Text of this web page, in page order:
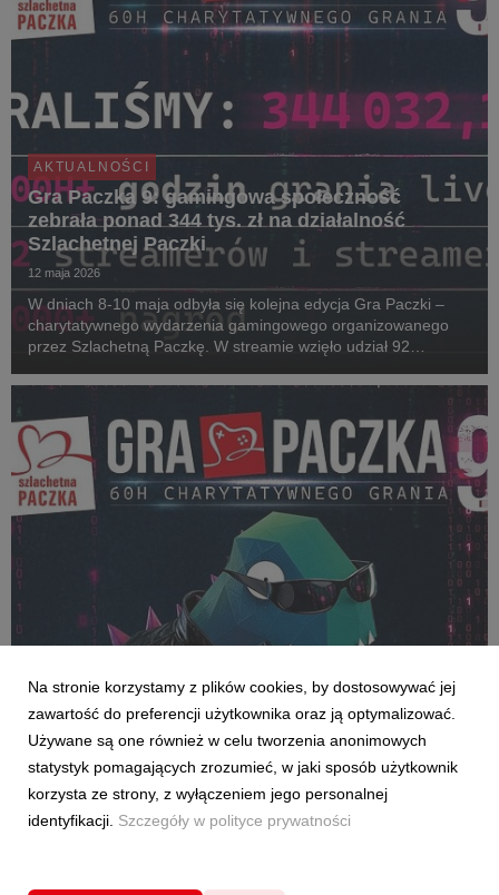
AKTUALNOŚCI
Gra Paczka 9: gamingowa społeczność
zebrała ponad 344 tys. zł na działalność
Szlachetnej Paczki
12 maja 2026
W dniach 8-10 maja odbyła się kolejna edycja Gra Paczki –
charytatywnego wydarzenia gamingowego organizowanego
przez Szlachetną Paczkę. W streamie wzięło udział 92
Noble Cup zwyciężył Enno, który wraz ze swoją ...
Dołącz do Rebelii i weź udział w maratonie
hakowania systemu
8 maja 2026
Jeden impuls wystarczy, żeby zerwać z symulacją na dobre.
Szukamy wybrańca – Neo Gra Paczki, który przez trzy dni
eventu wyśle najsilniejszy pojedynczy sygnał – największą
Na stronie korzystamy z plików cookies, by dostosowywać jej
zawartość do preferencji użytkownika oraz ją optymalizować.
Używane są one również w celu tworzenia anonimowych
statystyk pomagających zrozumieć, w jaki sposób użytkownik
korzysta ze strony, z wyłączeniem jego personalnej
identyfikacji. Szczegóły w polityce prywatności